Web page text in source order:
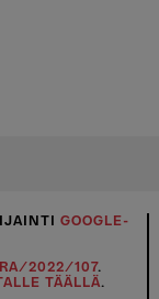
GOOGLE-
RA/2022/107.
TÄÄLLÄ.